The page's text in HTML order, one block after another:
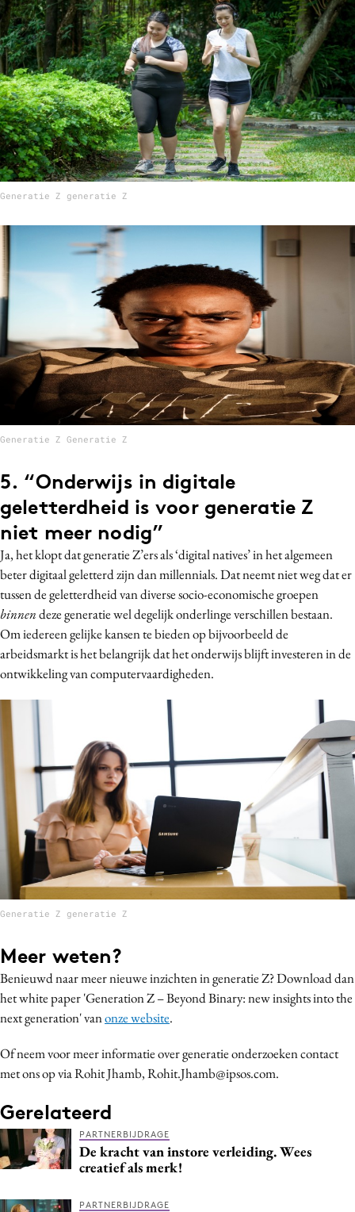
Generatie Z generatie Z
Generatie Z Generatie Z
5. “Onderwijs in digitale
geletterdheid is voor generatie Z
niet meer nodig”
Ja, het klopt dat generatie Z’ers als ‘digital natives’ in het algemeen
beter digitaal geletterd zijn dan millennials. Dat neemt niet weg dat er
tussen de geletterdheid van diverse socio-economische groepen
binnendeze generatie wel degelijk onderlinge verschillen bestaan.
Om iedereen gelijke kansen te bieden op bijvoorbeeld de
arbeidsmarkt is het belangrijk dat het onderwijs blijft investeren in de
ontwikkeling van computervaardigheden.
Generatie Z generatie Z
Meer weten?
Benieuwd naar meer nieuwe inzichten in generatie Z? Download dan
het white paper'Generation Z – Beyond Binary: new insights into the
next generation' vanonze website.
Of neem voor meer informatie over generatie onderzoeken contact
met ons op via Rohit Jhamb, Rohit.Jhamb@ipsos.com.
Gerelateerd
PARTNERBIJDRAGE
De kracht van instore verleiding. Wees
creatief als merk!
PARTNERBIJDRAGE